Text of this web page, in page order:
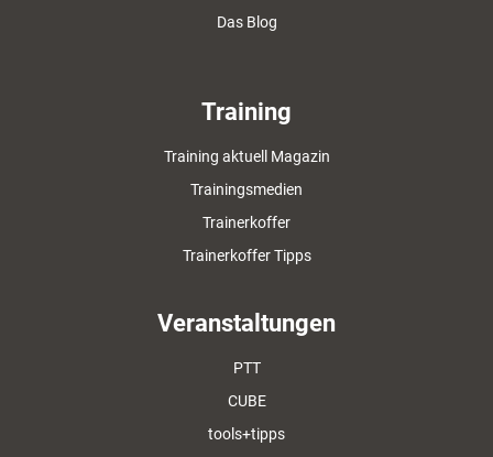
Das Blog
Training
Training aktuell Magazin
Trainingsmedien
Trainerkoffer
Trainerkoffer Tipps
Veranstaltungen
PTT
CUBE
tools+tipps